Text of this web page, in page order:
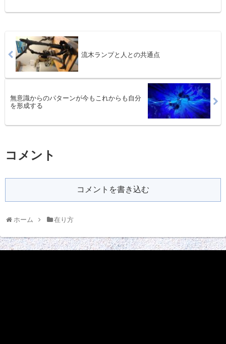
流木ランプと人との共通点
無意識からのパターンが今もこれからも自分
を形成する
コメント
コメントを書き込む
ホーム 在り方